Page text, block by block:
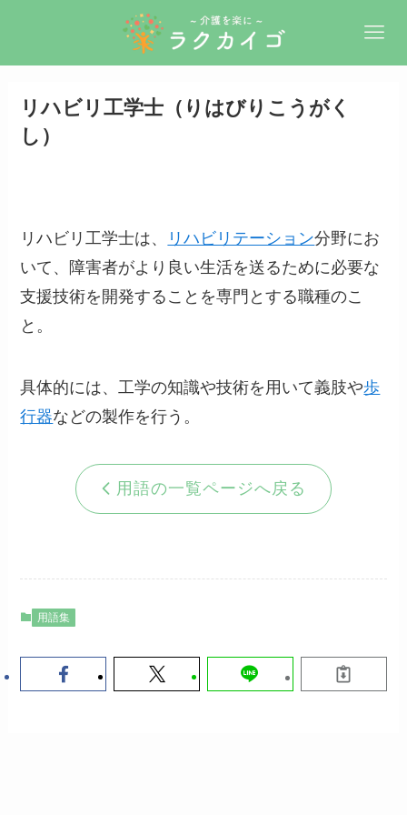
リハビリ工学士（りはびりこうがく
し）
リハビリ工学士は、 リハビリテーション分野にお
いて、障害者がより良い生活を送るために必要な
支援技術を開発することを専門とする職種のこ
と。
具体的には、工学の知識や技術を用いて義肢や歩
行器などの製作を行う。
用語の一覧ページへ戻る
用語集